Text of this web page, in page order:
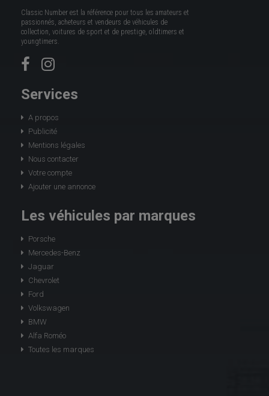
Classic Number est la référence pour tous les amateurs et
passionnés, acheteurs et vendeurs de véhicules de
collection, voitures de sport et de prestige, oldtimers et
youngtimers.
Services
A propos
Publicité
Mentions légales
Nous contacter
Votre compte
Ajouter une annonce
Les véhicules par marques
Porsche
Mercedes-Benz
Jaguar
Chevrolet
Ford
Volkswagen
BMW
Alfa Roméo
Toutes les marques